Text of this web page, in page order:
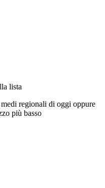
lista
regionali di oggi oppure
più basso